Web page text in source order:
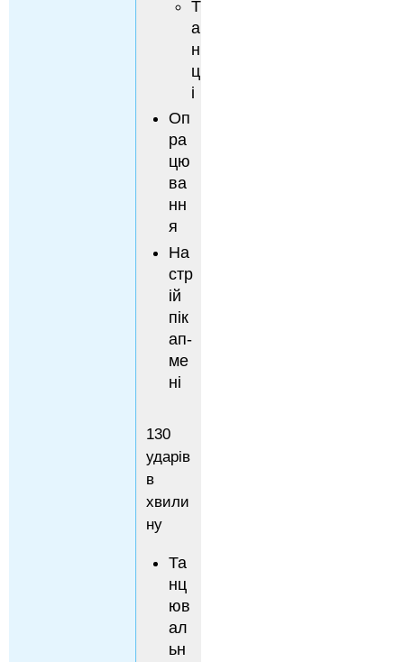
Т
а
н
ц
і
Оп
ра
цю
ва
нн
я
На
стр
ій
пік
ап-
ме
ні
130
ударів
в
хвили
ну
Та
нц
юв
ал
ьн